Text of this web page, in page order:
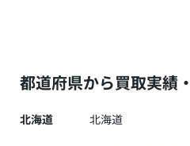
都道府県から買取実績
北海道 北海道